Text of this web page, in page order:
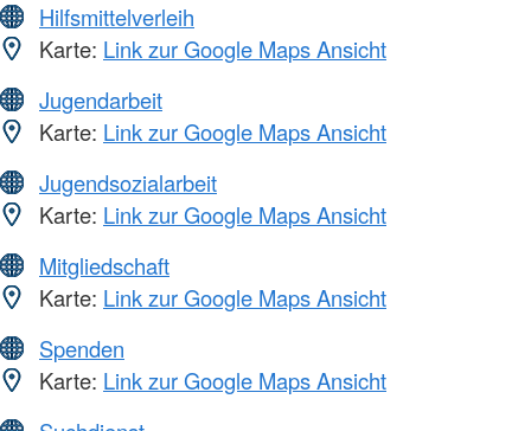
Hilfsmittelverleih
Karte: Link zur Google Maps Ansicht
Jugendarbeit
Karte: Link zur Google Maps Ansicht
Jugendsozialarbeit
Karte: Link zur Google Maps Ansicht
Mitgliedschaft
Karte: Link zur Google Maps Ansicht
Spenden
Karte: Link zur Google Maps Ansicht